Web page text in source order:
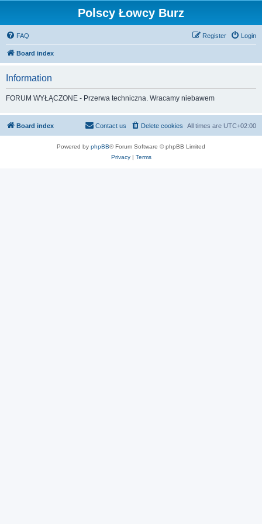
Polscy Łowcy Burz
FAQ Login
Register
Board index
Information
FORUM WYŁĄCZONE - Przerwa techniczna. Wracamy niebawem
Board index All times are UTC+02:00
Delete cookies
Contact us
Powered by phpBB® Forum Software © phpBB Limited
Privacy| Terms